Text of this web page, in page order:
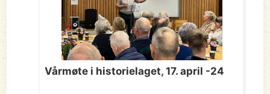
Vårmøte i historielaget, 17. april -24